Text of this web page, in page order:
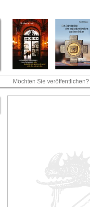
Möchten Sie veröffentlichen?